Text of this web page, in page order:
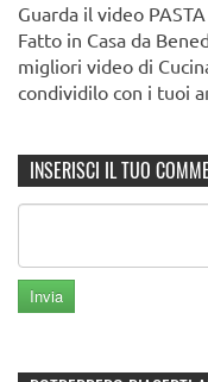
Guarda il video
Fatto in Casa da
migliori video di
condividilo con i tuoi
INSERISCI IL TUO